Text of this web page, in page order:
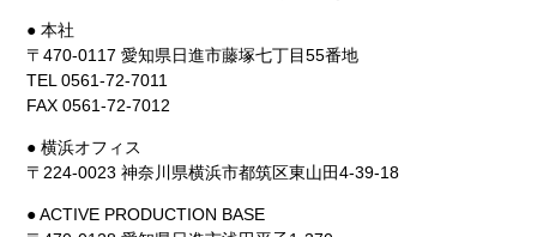
● 本社
〒470-0117 愛知県日進市藤塚七丁目55番地
TEL 0561-72-7011
FAX 0561-72-7012
● 横浜オフィス
〒224-0023 神奈川県横浜市都筑区東山田4-39-18
● ACTIVE PRODUCTION BASE